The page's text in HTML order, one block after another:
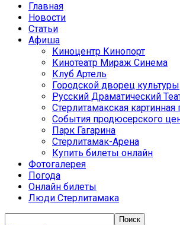
Главная
Новости
Статьи
Афиша
Киноцентр Кинопорт
Кинотеатр Мираж Синема
Клуб Артель
Городской дворец культуры
Русский Драматический
Стерлитамакская картинная
События продюсерского
Парк Гагарина
Стерлитамак-Арена
Купить билеты онлайн
Фотогалерея
Погода
Онлайн билеты
Люди Стерлитамака